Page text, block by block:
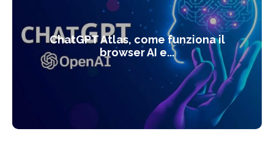
ChatGPT Atlas, come funziona il
browser AI e...